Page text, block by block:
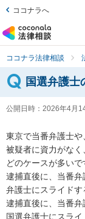
ココナラへ
ココナラ法律相談
国選弁護士
公開日時： 2026年4月
東京で当番弁護士や
被疑者に資力がな
どのケースが多いで
逮捕直後に、当番
弁護士にスライドす
逮捕直後に、当番弁
国選弁護士にスライ